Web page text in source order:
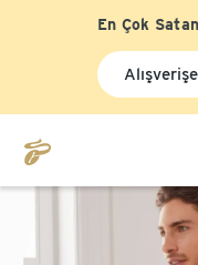
En Çok